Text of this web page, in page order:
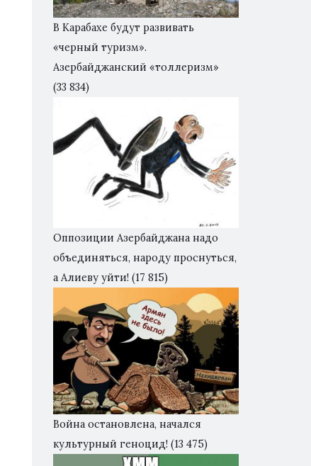
В Карабахе будут развивать
«черный туризм».
Азербайджанский «толлеризм»
(33 834)
Оппозиции Азербайджана надо
объединяться, народу проснуться,
а Алиеву уйти! (17 815)
Война остановлена, начался
культурный геноцид! (13 475)